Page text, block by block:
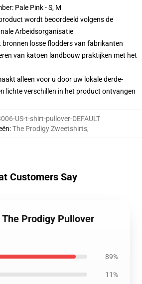
Pale Pink - S, M
wordt beoordeeld volgens de
Arbeidsorganisatie
losse flodders van fabrikanten
van katoen landbouw praktijken met het
alleen voor u door uw lokale derde-
lichte verschillen in het product ontvangen
US-t-shirt-pullover-DEFAULT
:The Prodigy Zweetshirts,
Customers Say
Prodigy Pullover
89%
11%